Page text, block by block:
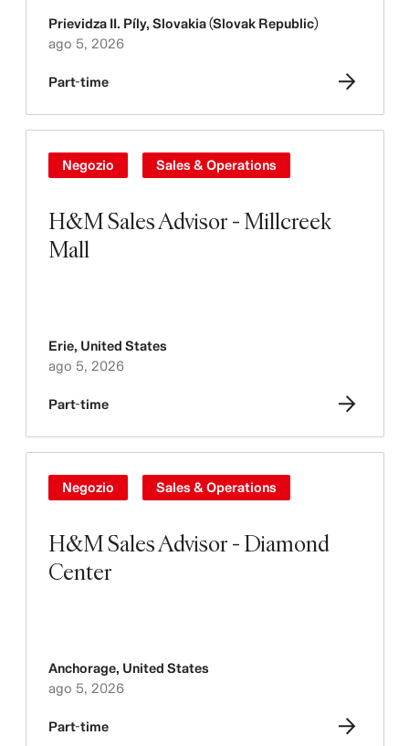
Prievidza II. Píly, Slovakia (Slovak Republic)
ago 5, 2026
Part-time
H&M Sales Advisor - Millcreek
Mall
Negozio Sales & Operations
Erie, United States
ago 5, 2026
Part-time
H&M Sales Advisor - Diamond
Center
Negozio Sales & Operations
Anchorage, United States
ago 5, 2026
Part-time